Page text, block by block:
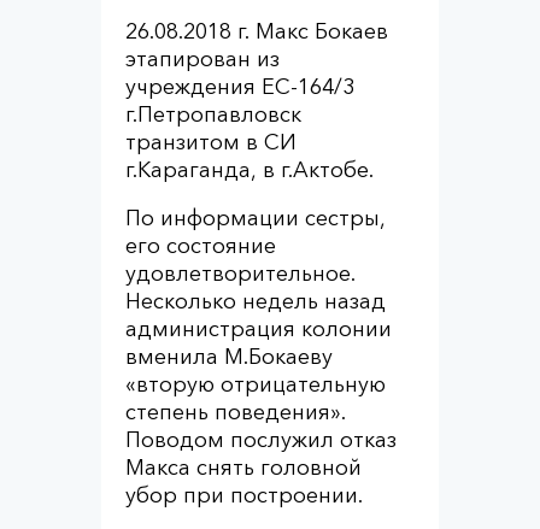
26.08.2018 г. Макс Бокаев
этапирован из
учреждения ЕС-164/3
г.Петропавловск
транзитом в СИ
г.Караганда, в г.Актобе.
По информации сестры,
его состояние
удовлетворительное.
Несколько недель назад
администрация колонии
вменила М.Бокаеву
«вторую отрицательную
степень поведения».
Поводом послужил отказ
Макса снять головной
убор при построении.